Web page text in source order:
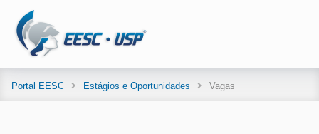
Portal EESC Estágios e Oportunidades Vagas